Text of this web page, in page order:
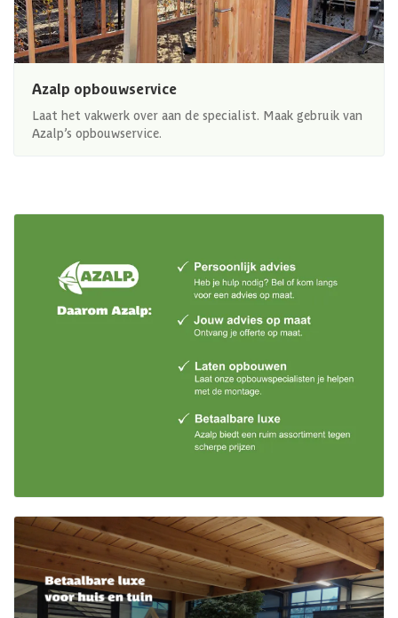
Azalp opbouwservice
Laat het vakwerk over aan de specialist. Maak gebruik van
Azalp’s opbouwservice.